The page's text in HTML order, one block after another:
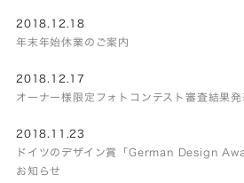
2018.12.18
年末年始休業のご案内
2018.12.17
オーナー様限定フォトコンテスト審査結果
2018.11.23
ドイツのデザイン賞「German Design
お知らせ